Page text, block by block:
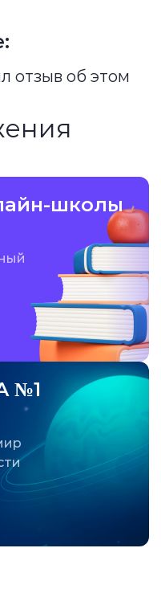
отзыв об этом
школы
№1